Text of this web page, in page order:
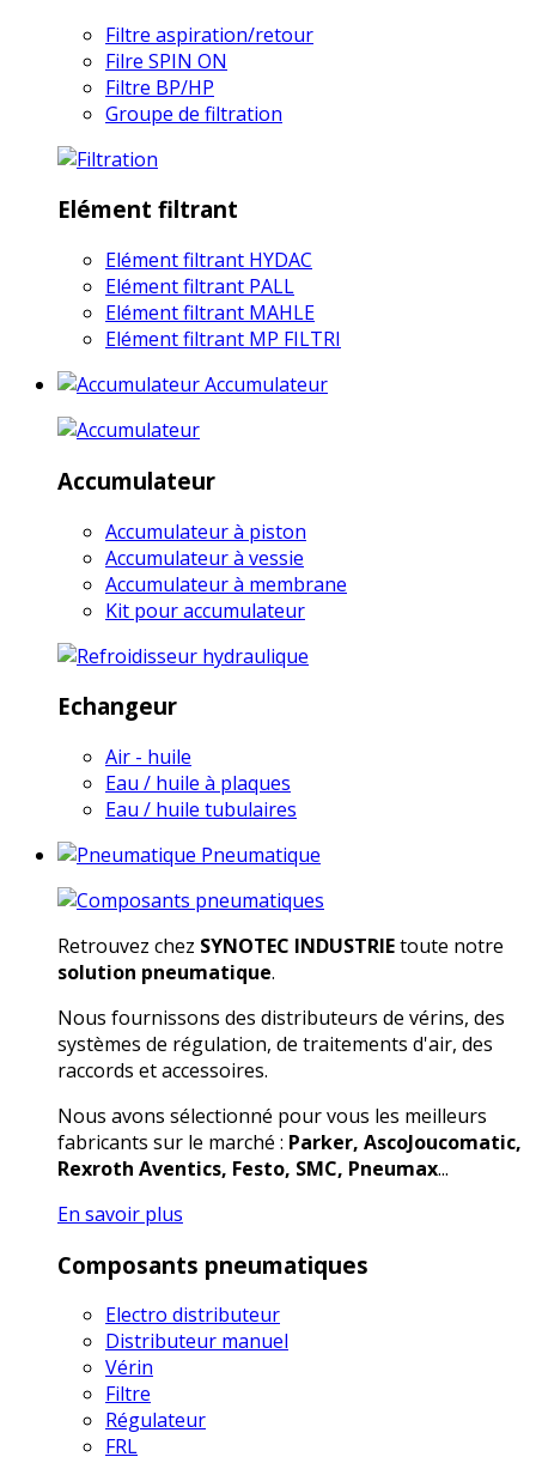
Filtre aspiration/retour
Filre SPIN ON
Filtre BP/HP
Groupe de filtration
Elément filtrant
Elément filtrant HYDAC
Elément filtrant PALL
Elément filtrant MAHLE
Elément filtrant MP FILTRI
Accumulateur
Accumulateur
Accumulateur à piston
Accumulateur à vessie
Accumulateur à membrane
Kit pour accumulateur
Echangeur
Air - huile
Eau / huile à plaques
Eau / huile tubulaires
Pneumatique
Retrouvez chez SYNOTEC INDUSTRIEtoute notre
solution pneumatique.
Nous fournissons des distributeurs de vérins, des
systèmes de régulation, de traitements d'air, des
raccords et accessoires.
Nous avons sélectionné pour vous les meilleurs
fabricants sur le marché : Parker, AscoJoucomatic,
Rexroth Aventics, Festo, SMC, Pneumax...
En savoir plus
Composants pneumatiques
Electro distributeur
Distributeur manuel
Vérin
Filtre
Régulateur
FRL